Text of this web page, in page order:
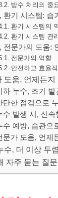
방수 처리의 중
환기 시스템: 습
환기 시스템의
환기 시스템 관
전문가의 도움:
전문가의 역할
안전하고 효율
도움, 언제든지
하 누수, 조기
단한 점검으로
수 발생 시, 신속
수 예방, 습관으
문가 도움, 언제
수, 더 이상 두
자주 묻는 질